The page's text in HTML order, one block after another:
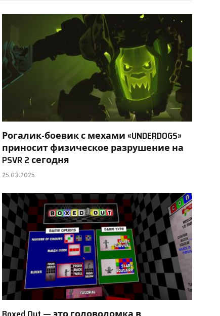
Рогалик-боевик с мехами «UNDERDOGS»
приносит физическое разрушение на
PSVR 2 сегодня
25.03.2025